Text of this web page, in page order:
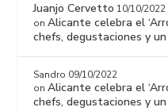
Juanjo Cervetto 10/10/2022
onAlicante celebra el
chefs, degustaciones y
Sandro 09/10/2022
onAlicante celebra el
chefs, degustaciones y